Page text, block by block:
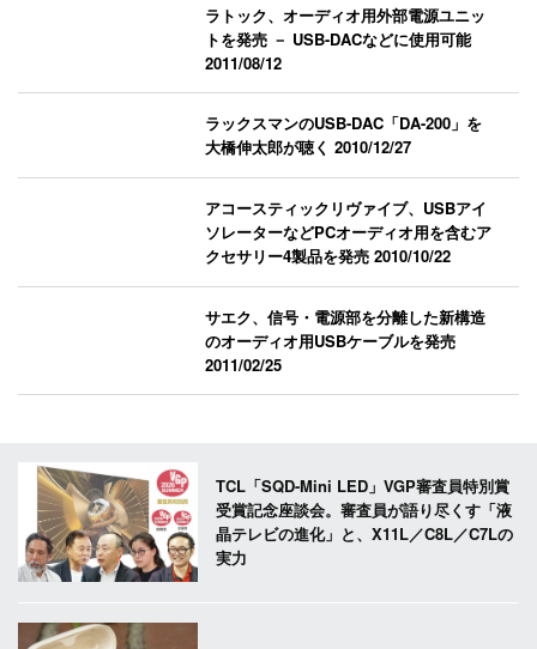
ラトック、オーディオ用外部電源ユニッ
トを発売 － USB-DACなどに使用可能
2011/08/12
ラックスマンのUSB-DAC「DA-200」を
大橋伸太郎が聴く2010/12/27
アコースティックリヴァイブ、USBアイ
ソレーターなどPCオーディオ用を含むア
クセサリー4製品を発売2010/10/22
サエク、信号・電源部を分離した新構造
のオーディオ用USBケーブルを発売
2011/02/25
TCL「SQD-Mini LED」VGP審査員特別賞
受賞記念座談会。審査員が語り尽くす「液
晶テレビの進化」と、X11L／C8L／C7Lの
実力